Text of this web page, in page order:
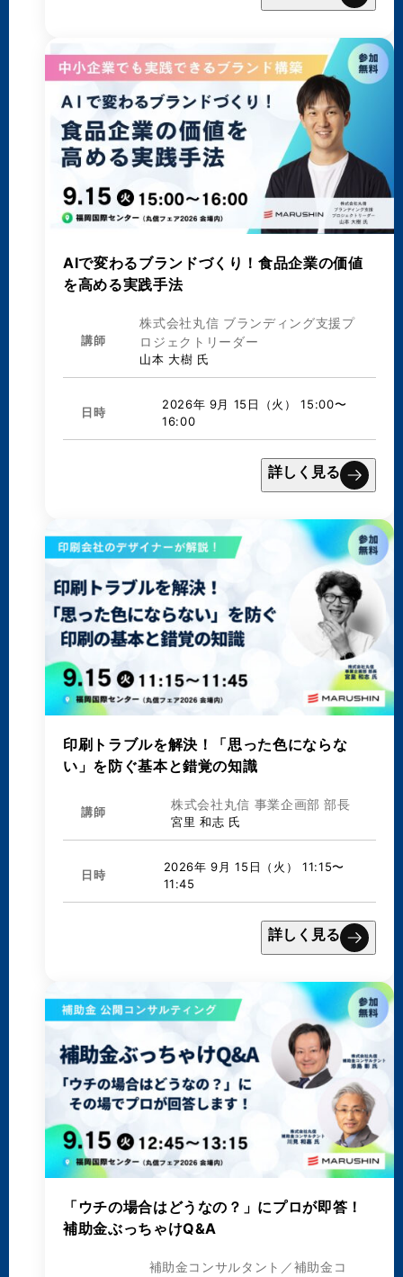
AIで変わるブランドづくり！食品企業の価値
を高める実践手法
講師
株式会社丸信 ブランディング支援プ
ロジェクトリーダー
山本 大樹 氏
日時
2026年 9月 15日（火） 15:00〜
16:00
詳しく見る
印刷トラブルを解決！「思った色にならな
い」を防ぐ基本と錯覚の知識
講師
株式会社丸信 事業企画部 部長
宮里 和志 氏
日時
2026年 9月 15日（火） 11:15〜
11:45
詳しく見る
「ウチの場合はどうなの？」にプロが即答！
補助金ぶっちゃけQ&A
補助金コンサルタント／補助金コ